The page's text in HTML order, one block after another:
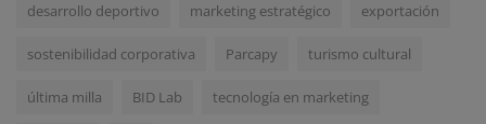
desarrollo deportivo marketing estratégico exportación
sostenibilidad corporativa Parcapy turismo cultural
última milla BID Lab tecnología en marketing